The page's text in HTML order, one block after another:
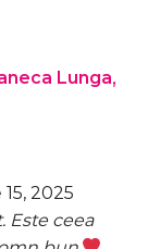
Lunga,
2025
Este ceea